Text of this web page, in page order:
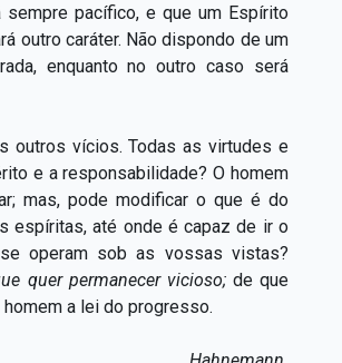
pacífico, e que um Espírito
outro caráter. Não dispondo de um
enquanto no outro caso será
outros vícios. Todas as virtudes e
e a responsabilidade? O homem
mas, pode modificar o que é do
espíritas, até onde é capaz de ir o
operam sob as vossas vistas?
quer permanecer vicioso; de que
a lei do progresso.